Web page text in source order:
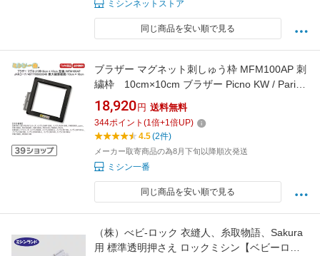
ミシンネットストア
同じ商品を安い順で見る
ブラザー マグネット刺しゅう枠 MFM100AP 刺
繍枠 10cm×10cm ブラザー Picno KW / Parie /
ピクノKW / パリエ 対応機種をお確かめ下さい
18,920 円 送料無料
344ポイント (1倍+1倍UP)
4.5(2件)
メーカー取寄商品の為8月下旬以降順次発送
ミシン一番
同じ商品を安い順で見る
（株）べビ-ロック 衣縫人、糸取物語、Sakura
用 標準透明押さえ ロックミシン【ベビーロッ